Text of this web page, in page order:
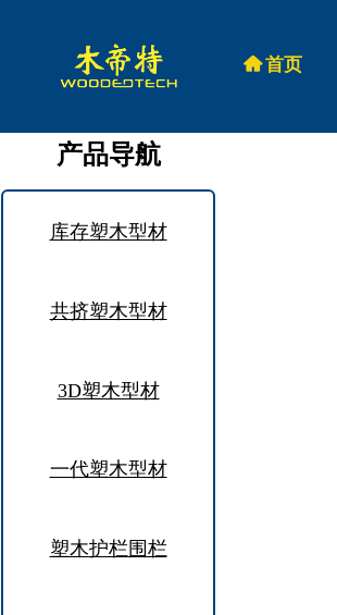
낀首页
库存塑木型材
共挤塑木型材
3D塑木型材
一代塑木型材
塑木护栏围栏
产品导航